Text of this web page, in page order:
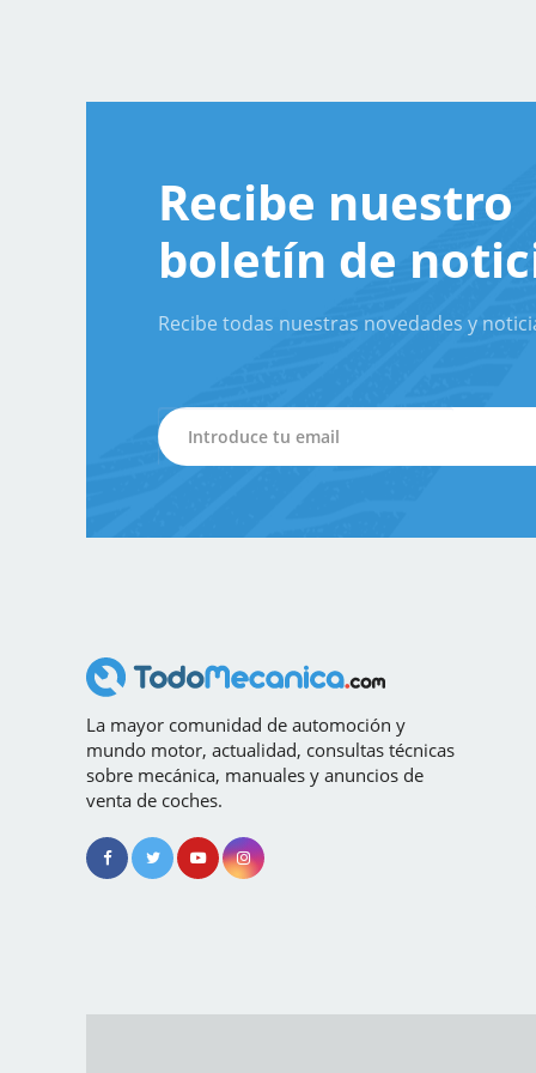
Recibe nuestro
boletín de
Recibe todas nuestras novedades y
La mayor comunidad de automoción y
mundo motor, actualidad, consultas técnicas
sobre mecánica, manuales y anuncios de
venta de coches.